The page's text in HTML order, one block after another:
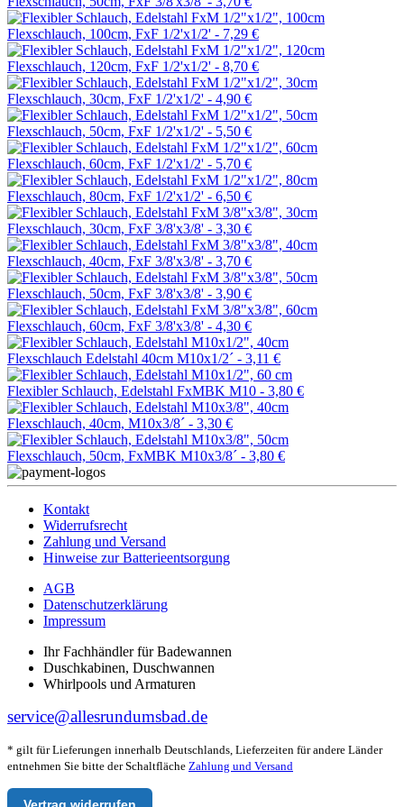
Flexschlauch, 100cm, FxF 1/2'x1/2' - 7,29 €
Flexschlauch, 120cm, FxF 1/2'x1/2' - 8,70 €
Flexschlauch, 30cm, FxF 1/2'x1/2' - 4,90 €
Flexschlauch, 50cm, FxF 1/2'x1/2' - 5,50 €
Flexschlauch, 60cm, FxF 1/2'x1/2' - 5,70 €
Flexschlauch, 80cm, FxF 1/2'x1/2' - 6,50 €
Flexschlauch, 30cm, FxF 3/8'x3/8' - 3,30 €
Flexschlauch, 40cm, FxF 3/8'x3/8' - 3,70 €
Flexschlauch, 50cm, FxF 3/8'x3/8' - 3,90 €
Flexschlauch, 60cm, FxF 3/8'x3/8' - 4,30 €
Flexschlauch Edelstahl 40cm M10x1/2´ - 3,11 €
Flexibler Schlauch, Edelstahl FxMBK M10 - 3,80 €
Flexschlauch, 40cm, M10x3/8´ - 3,30 €
Flexschlauch, 50cm, FxMBK M10x3/8´ - 3,80 €
Kontakt
Widerrufsrecht
Zahlung und Versand
Hinweise zur Batterieentsorgung
AGB
Datenschutzerklärung
Impressum
Ihr Fachhändler für Badewannen
Duschkabinen, Duschwannen
Whirlpools und Armaturen
service@allesrundumsbad.de
* gilt für Lieferungen innerhalb Deutschlands, Lieferzeiten für andere Länder
entnehmen Sie bitte der Schaltfläche Zahlung und Versand